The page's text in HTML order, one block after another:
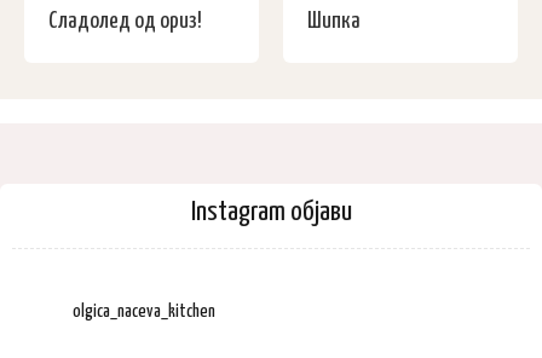
Сладолед од ориз!
Шипка
Instagram објави
olgica_naceva_kitchen